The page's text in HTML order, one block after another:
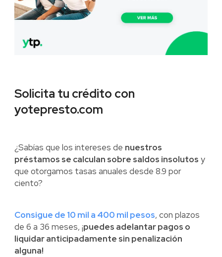
Solicita tu crédito con
yotepresto.com
¿Sabías que los intereses de nuestros
préstamos se calculan sobre saldos insolutos y
que otorgamos tasas anuales desde 8.9 por
ciento?
Consigue de 10 mil a 400 mil pesos, con plazos
de 6 a 36 meses, ¡puedes adelantar pagos o
liquidar anticipadamente sin penalización
alguna!